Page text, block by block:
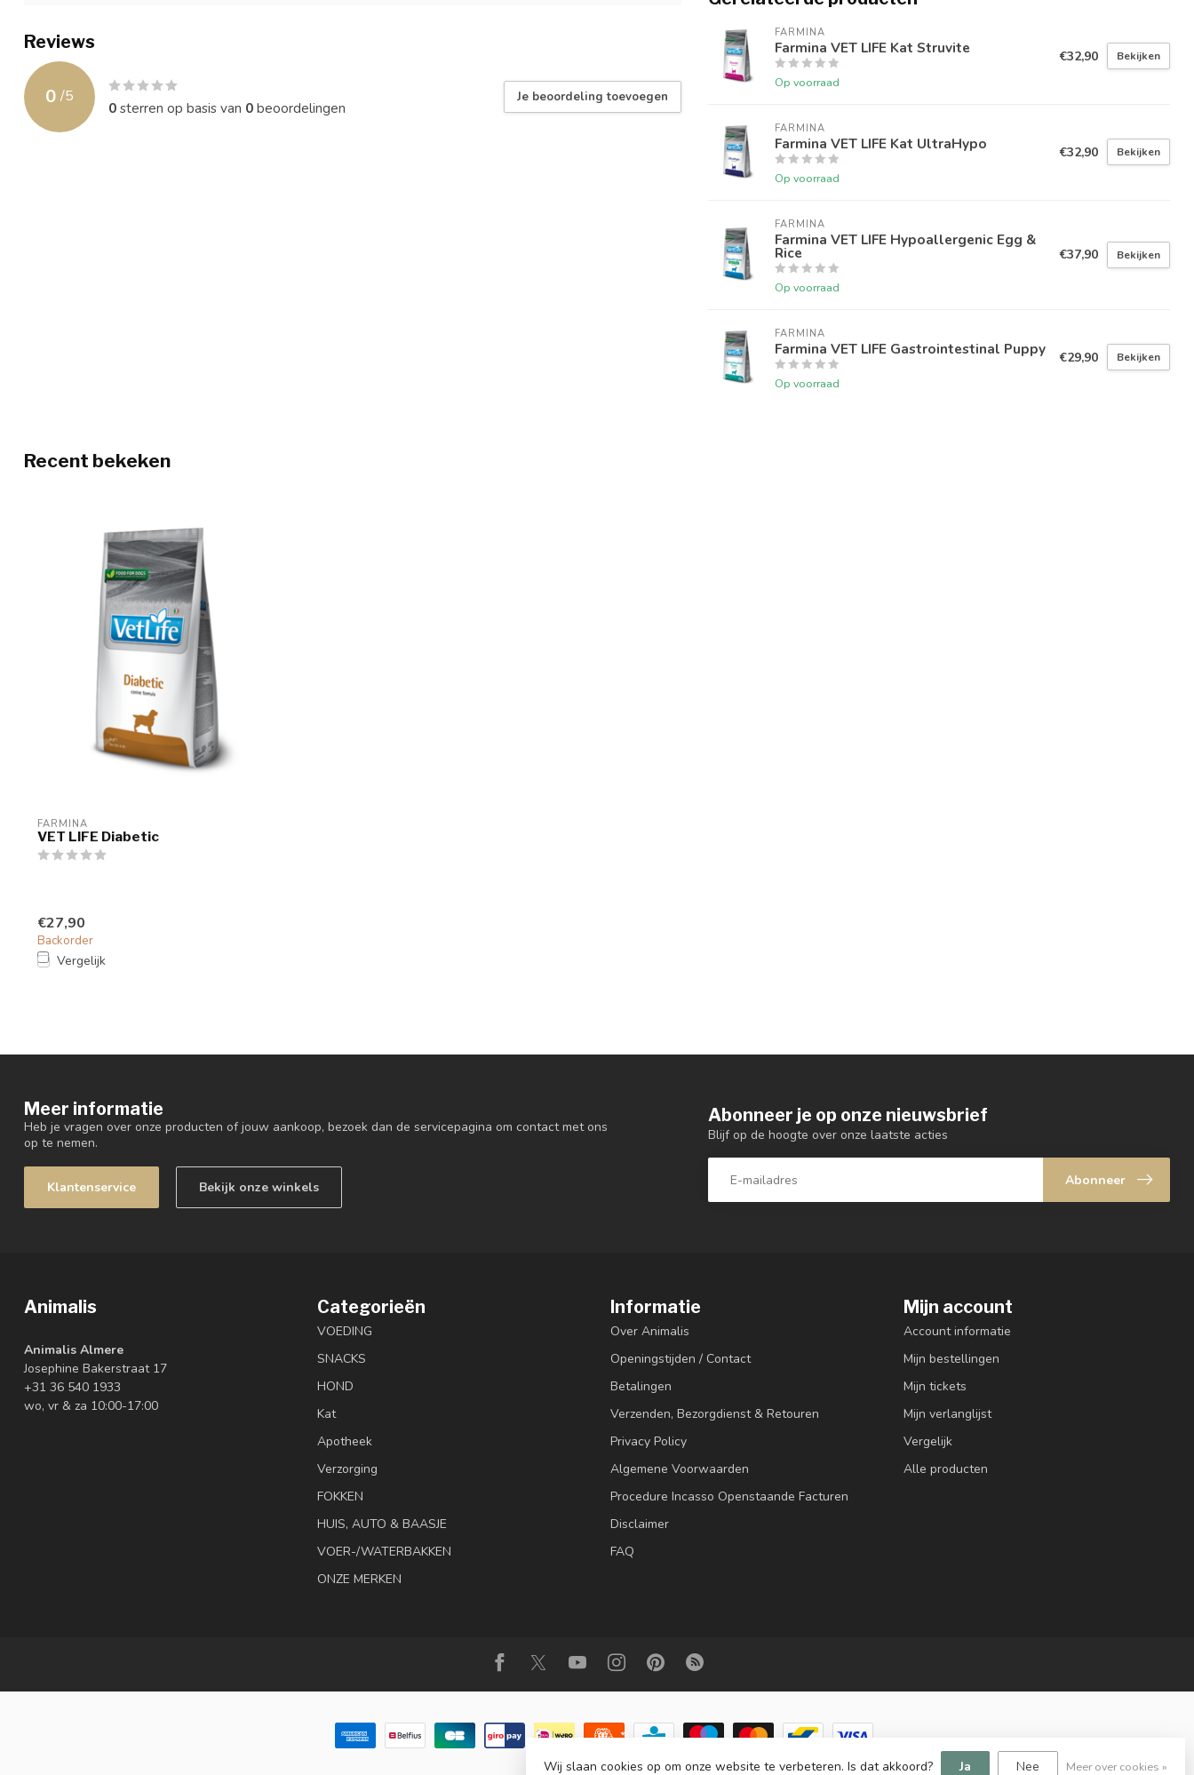
Reviews
0 /5
0sterren op basis van 0beoordelingen
Je beoordeling toevoegen
FARMINA
Farmina VET LIFE Kat Struvite
Op voorraad
€32,90 Bekijken
FARMINA
Farmina VET LIFE Kat UltraHypo
Op voorraad
€32,90 Bekijken
FARMINA
Farmina VET LIFE Hypoallergenic Egg &
Rice
Op voorraad
€37,90 Bekijken
FARMINA
Farmina VET LIFE Gastrointestinal Puppy
Op voorraad
€29,90 Bekijken
Recent bekeken
FARMINA
VET LIFE Diabetic
€27,90
Backorder
Vergelijk
Meer informatie
Heb je vragen over onze producten of jouw aankoop, bezoek dan de servicepagina om contact met ons
op te nemen.
Klantenservice Bekijk onze winkels
Abonneer je op onze nieuwsbrief
Blijf op de hoogte over onze laatste acties
Abonneer
Animalis
Animalis Almere
Josephine Bakerstraat 17
+31 36 540 1933
wo, vr & za 10:00-17:00
Categorieën
VOEDING
SNACKS
HOND
Kat
Apotheek
Verzorging
FOKKEN
HUIS, AUTO & BAASJE
VOER-/WATERBAKKEN
ONZE MERKEN
Informatie
Over Animalis
Openingstijden / Contact
Betalingen
Verzenden, Bezorgdienst & Retouren
Privacy Policy
Algemene Voorwaarden
Procedure Incasso Openstaande Facturen
Disclaimer
FAQ
Mijn account
Account informatie
Mijn bestellingen
Mijn tickets
Mijn verlanglijst
Vergelijk
Alle producten
© Copyright 2026 Animalis
Wij slaan cookies op om onze website te verbeteren. Is dat akkoord? Ja Nee Meer over cookies »